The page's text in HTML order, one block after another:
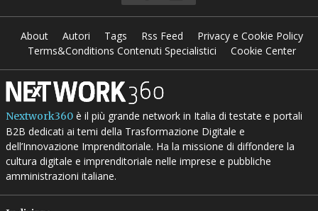
About Autori Tags Rss Feed
Privacy e Cookie Policy
Terms&Conditions Contenuti Specialistici
Cookie Center
Nextwork360è il più grande network in Italia di testate e portali
B2B dedicati ai temi della Trasformazione Digitale e
dell’Innovazione Imprenditoriale. Ha la missione di diffondere la
cultura digitale e imprenditoriale nelle imprese e pubbliche
amministrazioni italiane.